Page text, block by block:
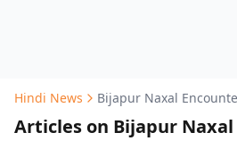
Hindi News Bijapur Naxal
Articles on Bijapur